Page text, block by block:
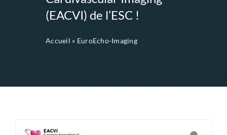
Événements
(EACVI) de l’ESC !
Accueil » EuroEcho-Imaging